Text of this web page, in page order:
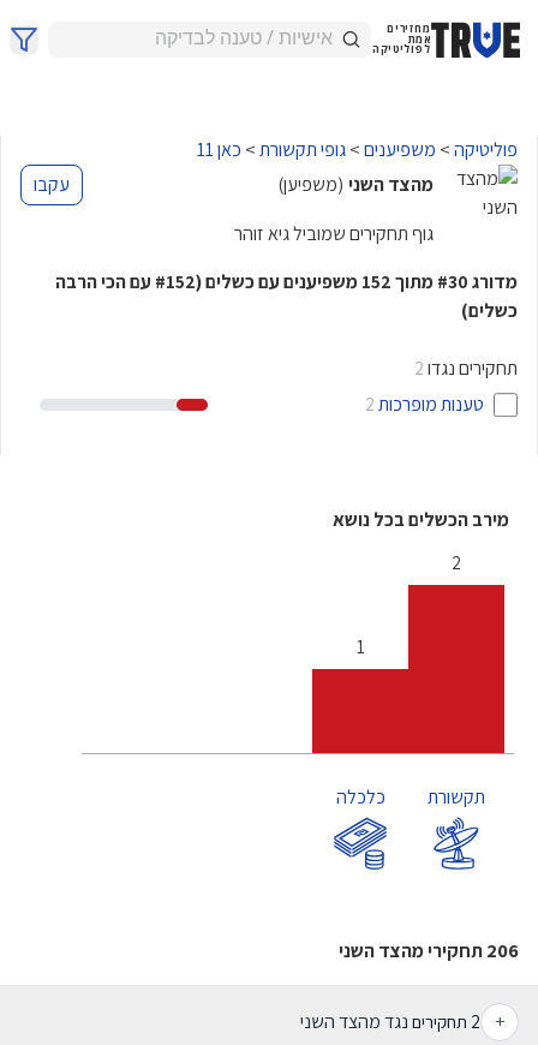
מחזירים
אמת
לפוליטיקה
פוליטיקה> משפיענים>גופי תקשורת> כאן 11
מהצד השני (משפיען)
עקבו
גוף תחקירים שמוביל גיא זוהר
מדורג #30 מתוך 152 משפיענים עם כשלים(
#152 עם הכי הרבה
כשלים)
תחקירים נגדו 2
טענות מופרכות 2
מירב הכשלים בכל נושא
2
1
תקשורת כלכלה
206 תחקירי מהצד השני
+
2 תחקירים נגד מהצד השני